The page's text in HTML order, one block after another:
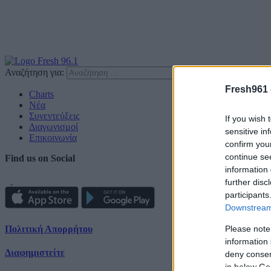
Fresh961
If you wish
sensitive
confirm
continue
information
further
Please
information
deny
in below
Αναζήτηση για:
Charts
Νέα
Συνεντεύξεις
Διαγωνισμοί
Επικοινωνία
Find us on Social
Πολιτική Απορρήτου
Διαφημιστείτε